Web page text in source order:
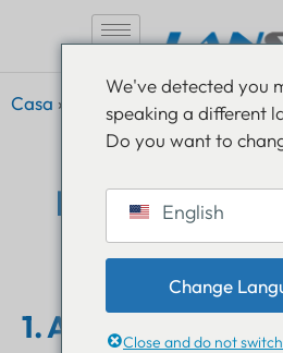
contenuto
Casa » » Procedura del
Procedura
1. Analisi dei
We've detected you
speaking a different
Do you want to
English
Change
Close and do not